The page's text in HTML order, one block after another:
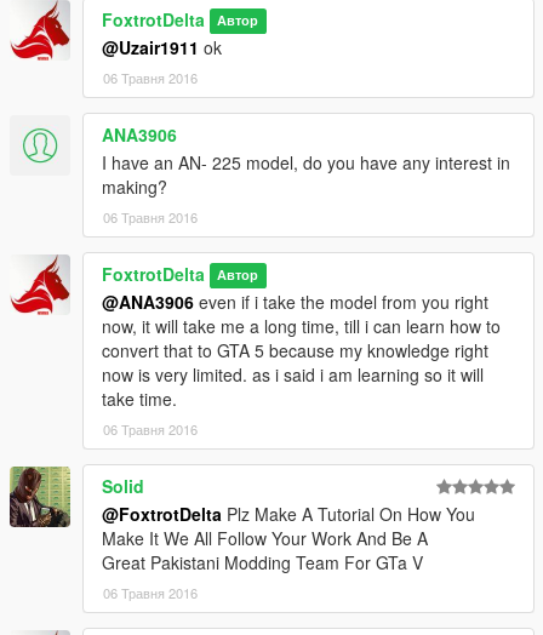
FoxtrotDelta Автор
@Uzair1911 ok
06 Травня 2016
ANA3906
I have an AN- 225 model, do you have any interest in
making?
06 Травня 2016
FoxtrotDelta Автор
@ANA3906 even if i take the model from you right
now, it will take me a long time, till i can learn how to
convert that to GTA 5 because my knowledge right
now is very limited. as i said i am learning so it will
take time.
06 Травня 2016
Solid
@FoxtrotDelta Plz Make A Tutorial On How You
Make It We All Follow Your Work And Be A
Great Pakistani Modding Team For GTa V
06 Травня 2016